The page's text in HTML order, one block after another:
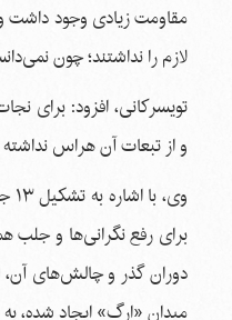
مقاومت زیادی وجود داشت
لازم‌ را نداشتند؛ چون
تویسرکانی، افزود: برای
و از تبعات آن هراس
برای رفع نگرانی‌ها و جلب
دوران گذر و چالش‌های آن،
میدان «ارگ» ایجاد شده،